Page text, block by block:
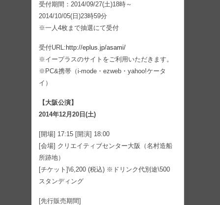
受付期間：2014/09/27(土)18時～
2014/10/05(日)23時59分
※一人4枚まで抽選にて受付
受付URL: http://eplus.jp/asami/
※イープラスのサイトをご利用いただきます。
※PC&携帯（i-mode・ezweb・yahoo!ケータ
イ）
【大阪公演】
2014年12月20日(土)
[開場] 17:15 [開演] 18:00
[会場] クリエイティブセンター大阪（名村造船
所跡地）
[チケット]\6,200 (税込) ※ドリンク代別途\500
スタンディング
[先行販売期間]